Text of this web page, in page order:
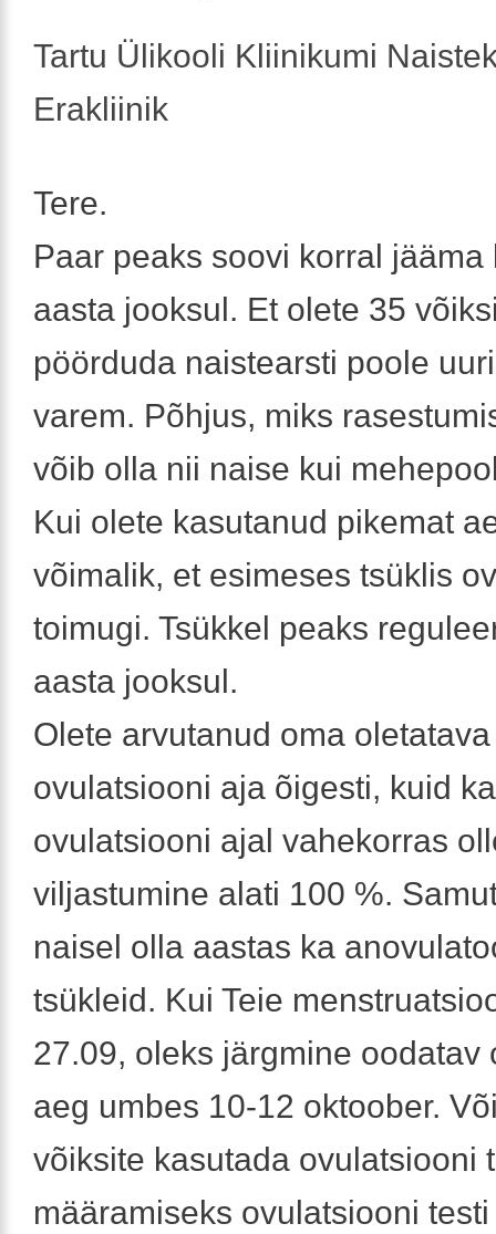
Tartu Ülikooli Kliinikumi
Erakliinik
Tere.
Paar peaks soovi korral jääma
aasta jooksul. Et olete 35
pöörduda naistearsti poole
varem. Põhjus, miks
võib olla nii naise kui
Kui olete kasutanud pikemat
võimalik, et esimeses tsüklis
toimugi. Tsükkel peaks
aasta jooksul.
Olete arvutanud oma oletatava
ovulatsiooni aja õigesti, kuid ka
ovulatsiooni ajal vahekorras
viljastumine alati 100 %.
naisel olla aastas ka
tsükleid. Kui Teie
27.09, oleks järgmine oodatav
aeg umbes 10-12 oktoober.
võiksite kasutada ovulatsiooni
määramiseks ovulatsiooni